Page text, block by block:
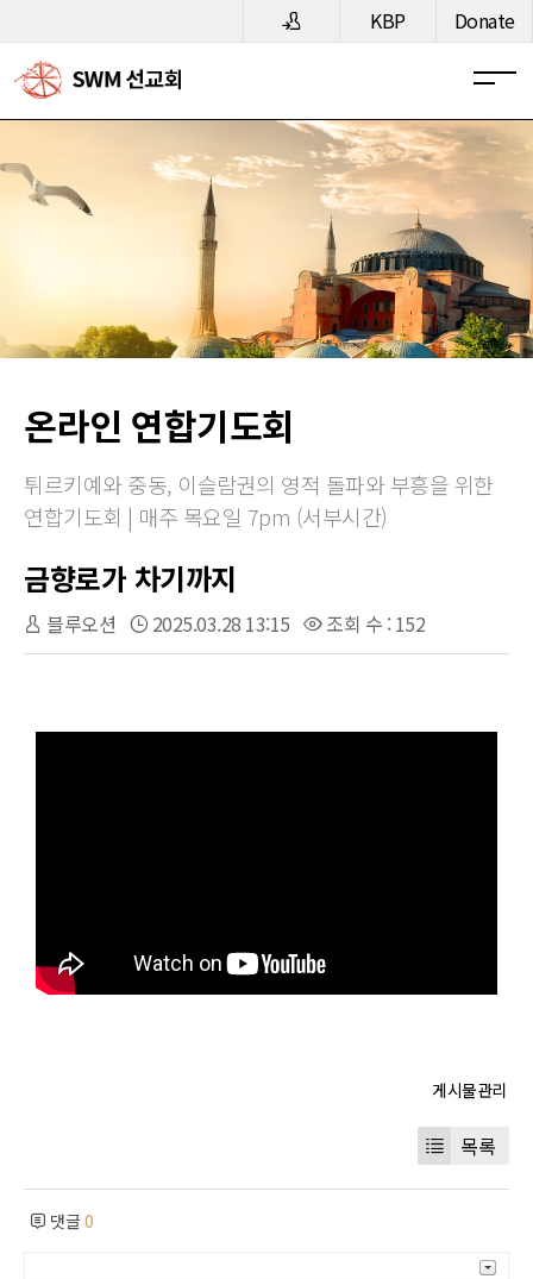
메뉴 건너뛰기 KBP Donate
온라인 연합기도회
튀르키예와 중동, 이슬람권의 영적 돌파와 부흥을 위한
연합기도회 | 매주 목요일 7pm (서부시간)
금향로가 차기까지
블루오션 2025.03.28 13:15 조회 수 : 152
목록
댓글0